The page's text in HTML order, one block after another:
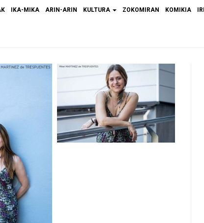
IKA-MIKA ARIN-ARIN KULTURA ZOKOMIRAN KOMIKIA